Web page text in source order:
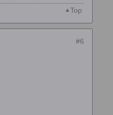
Top
#6